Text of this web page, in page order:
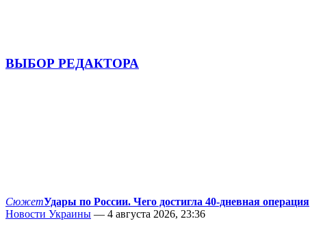
ВЫБОР РЕДАКТОРА
СюжетУдары по России. Чего достигла 40-дневная операция
Новости Украины — 4 августа 2026, 23:36